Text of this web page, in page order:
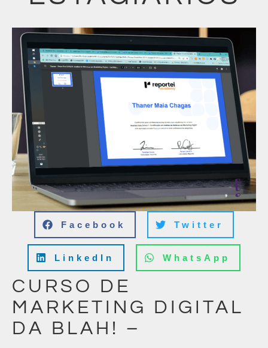
Facebook Twitter
LinkedIn WhatsApp
CURSO DE
MARKETING DIGITAL
DA BLAH! –